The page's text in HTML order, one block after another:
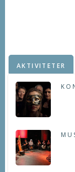
AKTIVITETER